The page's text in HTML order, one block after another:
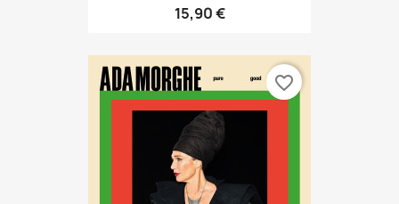
15,90 €
favorite_border